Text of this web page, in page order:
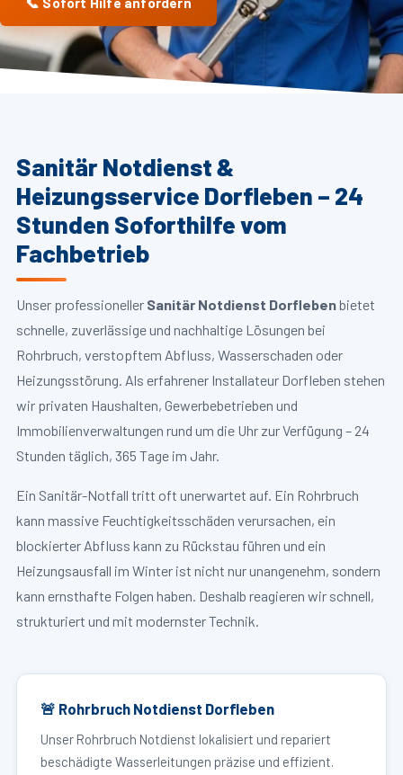
Sanitär Notdienst &
Heizungsservice Dorfleben – 24
Stunden Soforthilfe vom
Fachbetrieb
Unser professioneller Sanitär Notdienst Dorflebenbietet
schnelle, zuverlässige und nachhaltige Lösungen bei
Rohrbruch, verstopftem Abfluss, Wasserschaden oder
Heizungsstörung. Als erfahrener Installateur Dorfleben stehen
wir privaten Haushalten, Gewerbebetrieben und
Immobilienverwaltungen rund um die Uhr zur Verfügung – 24
Stunden täglich, 365 Tage im Jahr.
Ein Sanitär-Notfall tritt oft unerwartet auf. Ein Rohrbruch
kann massive Feuchtigkeitsschäden verursachen, ein
blockierter Abfluss kann zu Rückstau führen und ein
Heizungsausfall im Winter ist nicht nur unangenehm, sondern
kann ernsthafte Folgen haben. Deshalb reagieren wir schnell,
strukturiert und mit modernster Technik.
🚨 Rohrbruch Notdienst Dorfleben
Unser Rohrbruch Notdienst lokalisiert und repariert
beschädigte Wasserleitungen präzise und effizient.